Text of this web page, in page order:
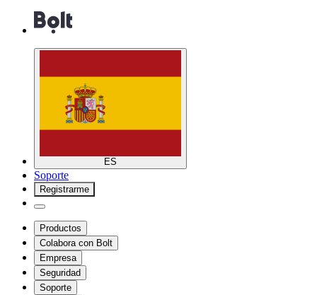
ES
Soporte
Registrarme
Productos
Colabora con Bolt
Empresa
Seguridad
Soporte